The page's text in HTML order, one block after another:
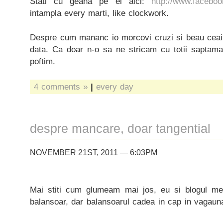
intampla every marti, like clockwork.
Despre cum mananc io morcovi cruzi si beau
data. Ca doar n-o sa ne stricam cu totii
poftim.
4 comments » | every day
despre mancare, doar tangential
NOVEMBER 21ST, 2011 — 6:03PM
Mai stiti cum glumeam mai jos, eu si blogul
balansoar, dar balansoarul cadea in cap in